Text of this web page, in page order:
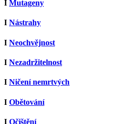
I Mutageny
I Nástrahy
I Neochvějnost
I Nezadržitelnost
I Ničení nemrtvých
I Obětování
I Očištění